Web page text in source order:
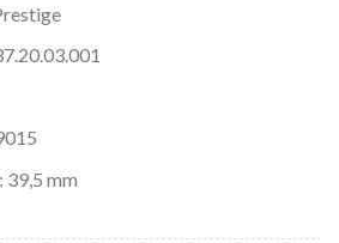
: 39,5 mm